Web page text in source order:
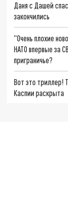
Даня с Дашей
закончились
"Очень плохие
НАТО впервые за
приграничье?
Вот это триллер!
Каспии раскрыта